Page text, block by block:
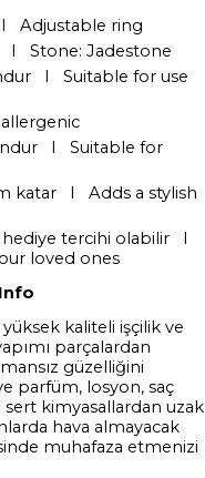
Adjustable ring
I Stone: Jadestone
I Suitable for use
I Suitable for
katar I Adds a stylish
hediye tercihi olabilir I
loved ones
kaliteli işçilik ve
parçalardan
güzelliğini
parfüm, losyon, saç
kimyasallardan uzak
hava almayacak
muhafaza etmenizi